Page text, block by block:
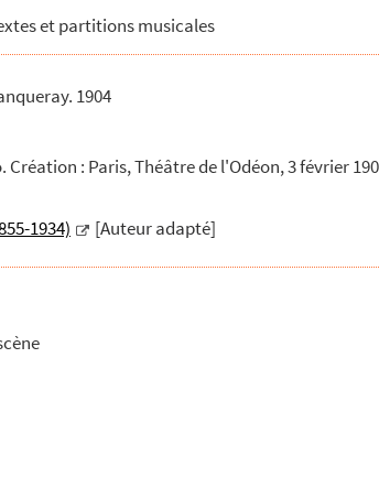
et partitions musicales
1904
Création : Paris, Théâtre de l'Odéon, 3 février
1934) [Auteur adapté]